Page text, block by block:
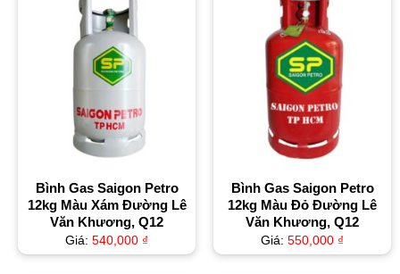
Bình Gas Saigon Petro
12kg Màu Xám Đường Lê
Văn Khương, Q12
Giá: 540,000 ₫
Bình Gas Saigon Petro
12kg Màu Đỏ Đường Lê
Văn Khương, Q12
Giá: 550,000 ₫